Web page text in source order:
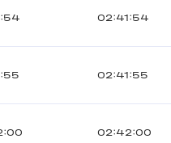
02:41:54
02:41:55
02:42:00